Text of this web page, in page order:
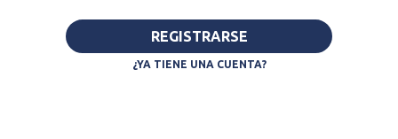
REGISTRARSE
¿YA TIENE UNA CUENTA?